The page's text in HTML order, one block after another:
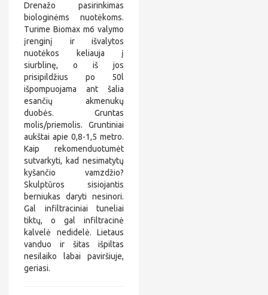
0
6
*
*
*
*
*
4
8
*
*
*
*
*
*
*
*
@
*
*
*
l
o
m
Drenažo pasirinkimas
biologinėms nuotėkoms.
Turime Biomax m6 valymo
įrenginį ir išvalytos
nuotėkos keliauja į
siurblinę, o iš jos
prisipildžius po 50l
išpompuojama ant šalia
esančių akmenukų
duobės. Gruntas
molis/priemolis. Gruntiniai
aukštai apie 0,8-1,5 metro.
Kaip rekomenduotumėt
sutvarkyti, kad nesimatytų
kyšančio vamzdžio?
Skulptūros sisiojantis
berniukas daryti nesinori.
Gal infiltraciniai tuneliai
tiktų, o gal infiltracinė
kalvelė nedidelė. Lietaus
vanduo ir šitas išpiltas
nesilaiko labai paviršiuje,
geriasi.